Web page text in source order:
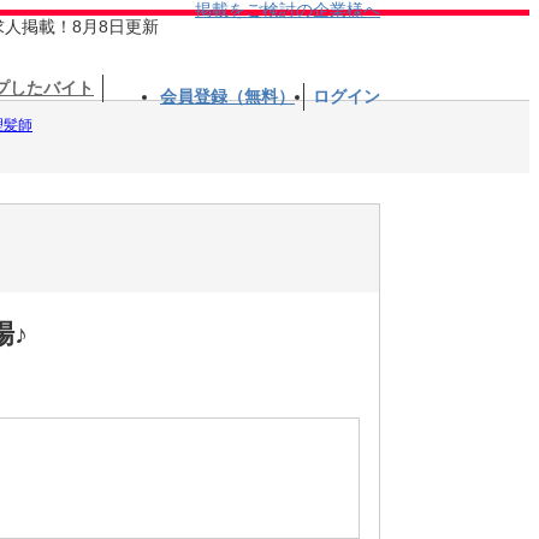
人掲載！8月8日更新
掲載をご検討の企業様へ
したバイト 会員登録（無料） ログイン
髪師
♪